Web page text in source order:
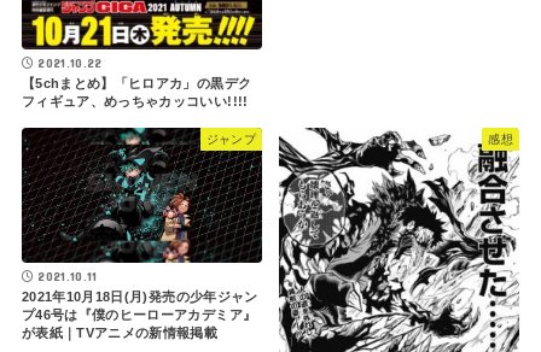
2021.10.22
【5chまとめ】「ヒロアカ」の黒デク
フィギュア、めっちゃカッコいい!!!!
ジャンプ
2021.10.11
2021年10月18日(月)発売の少年ジャン
プ46号は『僕のヒーローアカデミア』
が表紙｜TVアニメの新情報掲載
感想